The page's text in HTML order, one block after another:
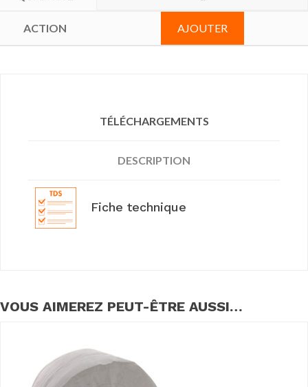
AJOUTER
TÉLÉCHARGEMENTS
DESCRIPTION
Fiche technique
VOUS AIMEREZ PEUT-ÊTRE AUSSI…